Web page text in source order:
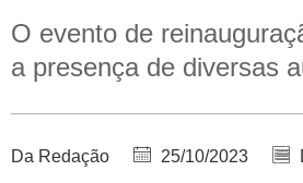
O evento de
a presença de diversas
Da Redação 25/10/2023